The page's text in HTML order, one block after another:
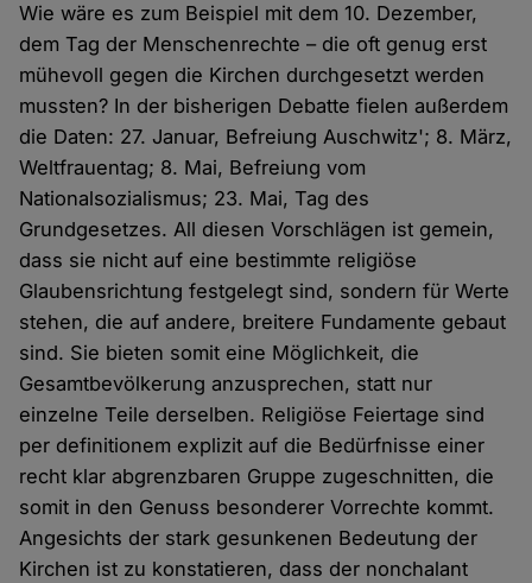
Wie wäre es zum Beispiel mit dem 10. Dezember,
dem Tag der Menschenrechte – die oft genug erst
mühevoll gegen die Kirchen durchgesetzt werden
mussten? In der bisherigen Debatte fielen außerdem
die Daten: 27. Januar, Befreiung Auschwitz'; 8. März,
Weltfrauentag; 8. Mai, Befreiung vom
Nationalsozialismus; 23. Mai, Tag des
Grundgesetzes. All diesen Vorschlägen ist gemein,
dass sie nicht auf eine bestimmte religiöse
Glaubensrichtung festgelegt sind, sondern für Werte
stehen, die auf andere, breitere Fundamente gebaut
sind. Sie bieten somit eine Möglichkeit, die
Gesamtbevölkerung anzusprechen, statt nur
einzelne Teile derselben. Religiöse Feiertage sind
per definitionem explizit auf die Bedürfnisse einer
recht klar abgrenzbaren Gruppe zugeschnitten, die
somit in den Genuss besonderer Vorrechte kommt.
Angesichts der stark gesunkenen Bedeutung der
Kirchen ist zu konstatieren, dass der nonchalant